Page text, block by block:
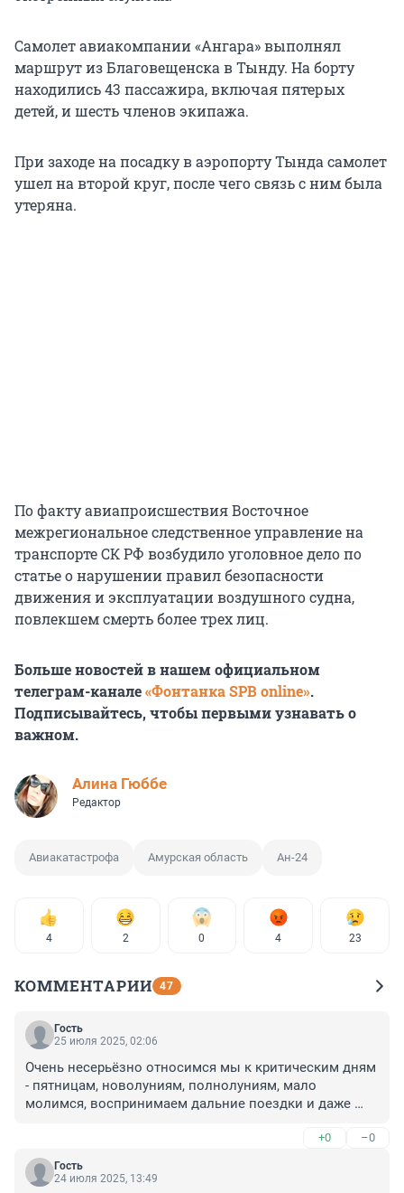
Самолет авиакомпании «Ангара» выполнял
маршрут из Благовещенска в Тынду. На борту
находились 43 пассажира, включая пятерых
детей, и шесть членов экипажа.
При заходе на посадку в аэропорту Тында самолет
ушел на второй круг, после чего связь с ним была
утеряна.
По факту авиапроисшествия Восточное
межрегиональное следственное управление на
транспорте СК РФ возбудило уголовное дело по
статье о нарушении правил безопасности
движения и эксплуатации воздушного судна,
повлекшем смерть более трех лиц.
Больше новостей в нашем официальном
телеграм-канале«Фонтанка SPB online».
Подписывайтесь, чтобы первыми узнавать о
важном.
Алина Гюббе
Редактор
Авиакатастрофа Амурская область Ан-24
4 2 0 4 23
КОММЕНТАРИИ 47
Гость
25 июля 2025, 02:06
Очень несерьёзно относимся мы к критическим дням
- пятницам, новолуниям, полнолуниям, мало
молимся, воспринимаем дальние поездки и даже
прочим, всегда смена парадигмы для человека,
который путешествует, почти всегда перелёт,
особенно если он бывает в нашей жизни достаточно
+0 –0
Гость
24 июля 2025, 13:49